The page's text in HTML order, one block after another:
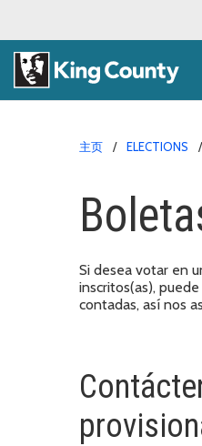
主页 ELECTIONS
Si desea votar en
inscritos(as),
contadas, así nos